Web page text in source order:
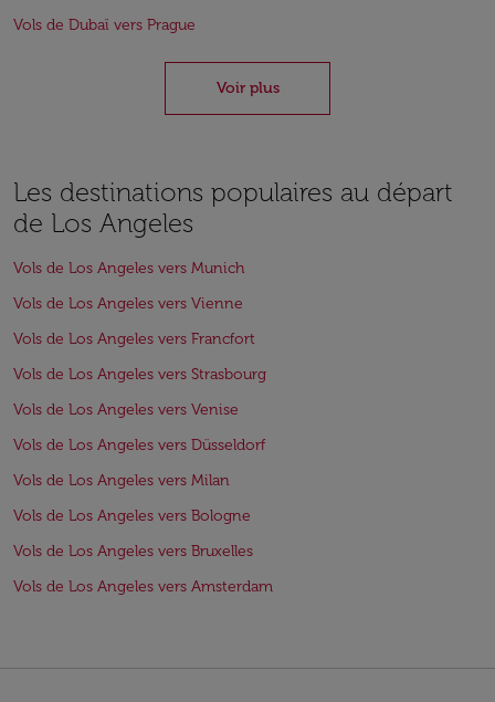
Vols de Dubaï vers Prague
Voir plus
Les destinations populaires au départ
de Los Angeles
Vols de Los Angeles vers Munich
Vols de Los Angeles vers Vienne
Vols de Los Angeles vers Francfort
Vols de Los Angeles vers Strasbourg
Vols de Los Angeles vers Venise
Vols de Los Angeles vers Düsseldorf
Vols de Los Angeles vers Milan
Vols de Los Angeles vers Bologne
Vols de Los Angeles vers Bruxelles
Vols de Los Angeles vers Amsterdam